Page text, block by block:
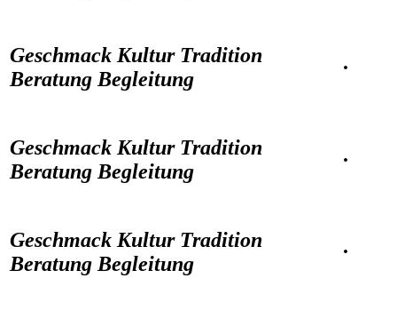
Geschmack Kultur Tradition
Beratung Begleitung
·
Geschmack Kultur Tradition
Beratung Begleitung
·
Geschmack Kultur Tradition
Beratung Begleitung
·